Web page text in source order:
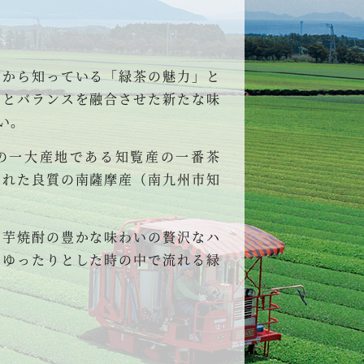
ら知っている「緑茶の魅力」と
バランスを融合させた新たな味
一大産地である知覧産の一番茶
た良質の南薩摩産（南九州市知
焼酎の豊かな味わいの贅沢なハ
ったりとした時の中で流れる緑